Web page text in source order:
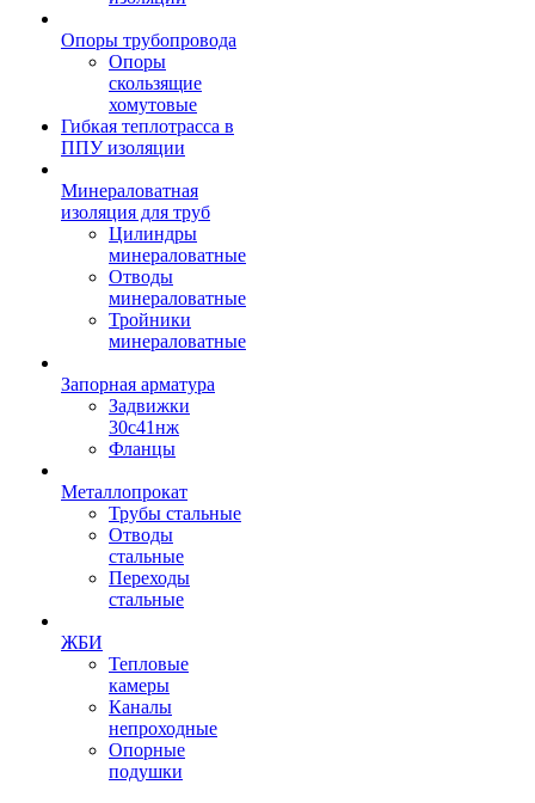
Опоры трубопровода
Опоры
скользящие
хомутовые
Гибкая теплотрасса в
ППУ изоляции
Минераловатная
изоляция для труб
Цилиндры
минераловатные
Отводы
минераловатные
Тройники
минераловатные
Запорная арматура
Задвижки
30с41нж
Фланцы
Металлопрокат
Трубы стальные
Отводы
стальные
Переходы
стальные
ЖБИ
Тепловые
камеры
Каналы
непроходные
Опорные
подушки